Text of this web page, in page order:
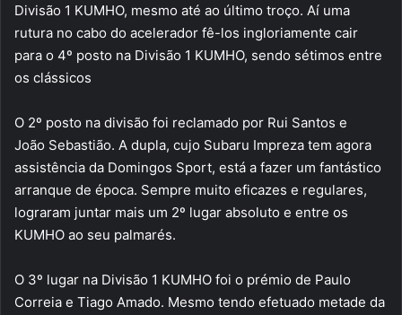
Divisão 1 KUMHO, mesmo até ao último troço. Aí uma
rutura no cabo do acelerador fê-los ingloriamente cair
para o 4º posto na Divisão 1 KUMHO, sendo sétimos entre
os clássicos
O 2º posto na divisão foi reclamado por Rui Santos e
João Sebastião. A dupla, cujo Subaru Impreza tem agora
assistência da Domingos Sport, está a fazer um fantástico
arranque de época. Sempre muito eficazes e regulares,
lograram juntar mais um 2º lugar absoluto e entre os
KUMHO ao seu palmarés.
O 3º lugar na Divisão 1 KUMHO foi o prémio de Paulo
Correia e Tiago Amado. Mesmo tendo efetuado metade da